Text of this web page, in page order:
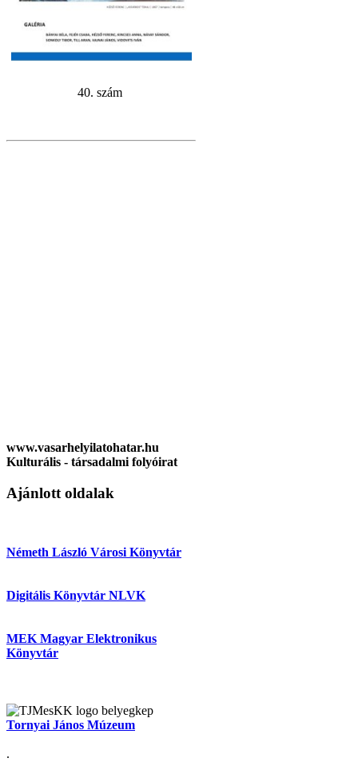
40. szám
www.vasarhelyilatohatar.hu
Kulturális - társadalmi folyóirat
Ajánlott oldalak
Németh László Városi Könyvtár
Digitális Könyvtár NLVK
MEK Magyar Elektronikus
Könyvtár
Tornyai János Múzeum
.